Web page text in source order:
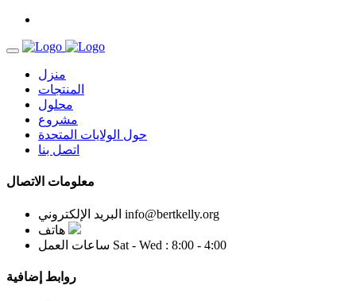
منزل
المنتجات
محلول
مشروع
حول الولايات المتحدة
اتصل بنا
معلومات الاتصال
البريد الإلكتروني info@bertkelly.org
هاتف
ساعات العمل Sat - Wed : 8:00 - 4:00
روابط إضافية